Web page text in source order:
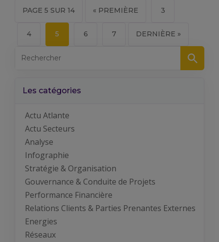
PAGE 5 SUR 14 « PREMIÈRE 3
4 5 6 7 DERNIÈRE »
Les catégories
Actu Atlante
Actu Secteurs
Analyse
Infographie
Stratégie & Organisation
Gouvernance & Conduite de Projets
Performance Financière
Relations Clients & Parties Prenantes Externes
Energies
Réseaux